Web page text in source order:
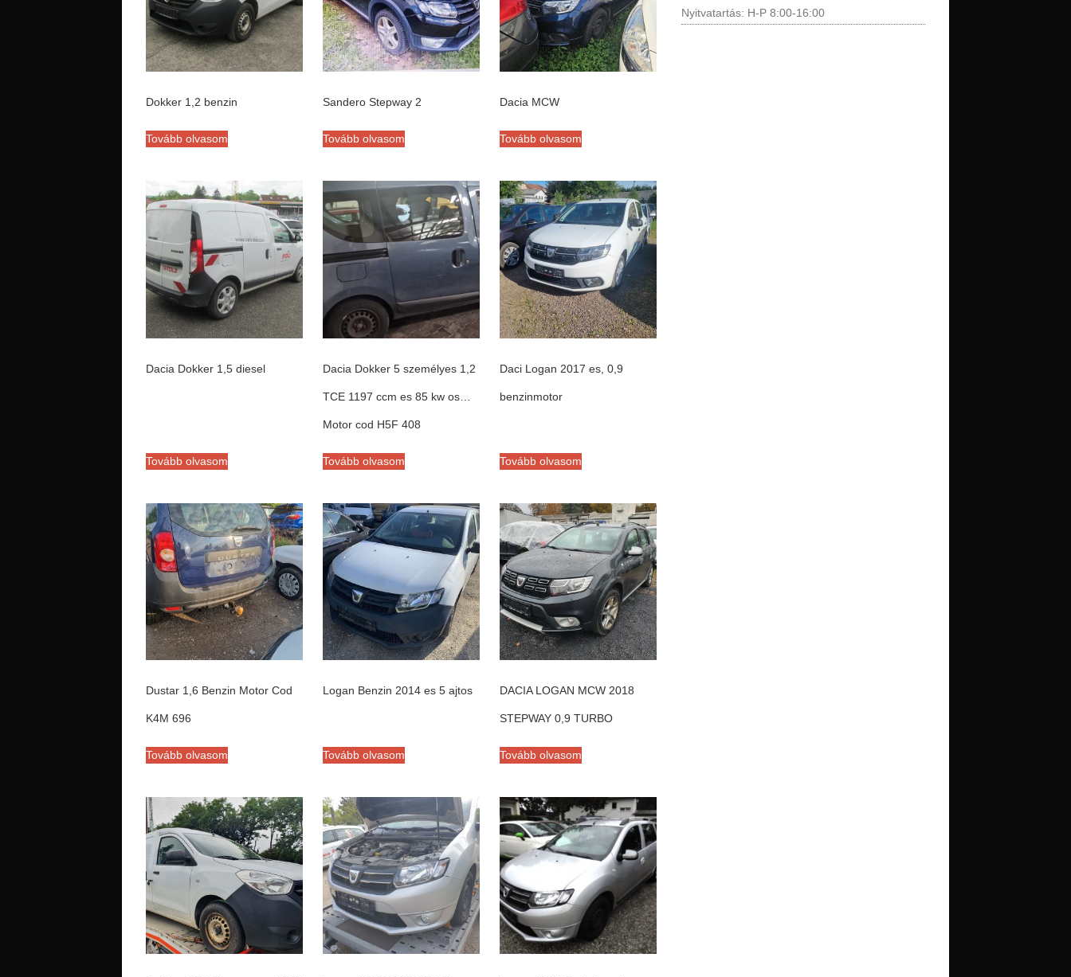
Dokker 1,2 benzin
Tovább olvasom
Sandero Stepway 2
Tovább olvasom
Dacia MCW
Tovább olvasom
Dacia Dokker 1,5 diesel
Tovább olvasom
Dacia Dokker 5 személyes 1,2
TCE 1197 ccm es 85 kw os…
Motor cod H5F 408
Tovább olvasom
Daci Logan 2017 es, 0,9
benzinmotor
Tovább olvasom
Dustar 1,6 Benzin Motor Cod
K4M 696
Tovább olvasom
Logan Benzin 2014 es 5 ajtos
Tovább olvasom
DACIA LOGAN MCW 2018
STEPWAY 0,9 TURBO
Tovább olvasom
Nyitvatartás: H-P 8:00-16:00